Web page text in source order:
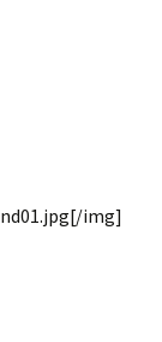
img]